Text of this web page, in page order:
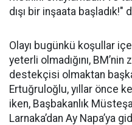
dışı bir inşaata başladık!"
Olayı bugünkü koşullar
yeterli olmadığını, BM’nin
destekçisi olmaktan
Ertuğruloğlu, yıllar önce
iken, Başbakanlık
Larnaka’dan Ay Napa’ya